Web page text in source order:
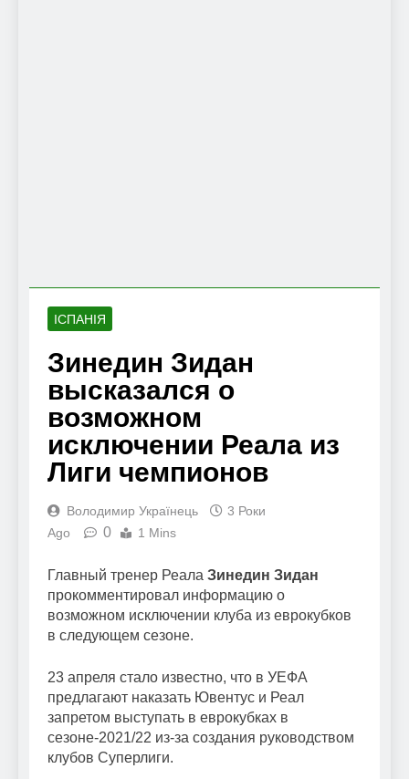
ІСПАНІЯ
Зинедин Зидан
высказался о
возможном
исключении Реала из
Лиги чемпионов
Володимир Українець
3 Роки
Ago
0 1 Mins
Главный тренер Реала Зинедин Зидан
прокомментировал информацию о
возможном исключении клуба из еврокубков
в следующем сезоне.
23 апреля стало известно, что в УЕФА
предлагают наказать Ювентус и Реал
запретом выступать в еврокубках в
сезоне-2021/22 из-за создания руководством
клубов Суперлиги.